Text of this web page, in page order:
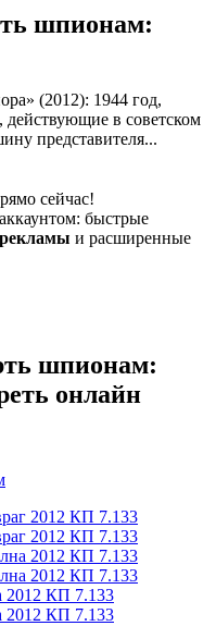
шпионам:
(2012): 1944 год,
в советском
представителя...
сейчас!
быстрые
рекламы и расширенные
шпионам:
онлайн
2012 КП 7.133
2012 КП 7.133
2012 КП 7.133
2012 КП 7.133
2012 КП 7.133
2012 КП 7.133